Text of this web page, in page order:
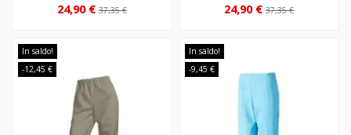
24,90 €37,35 € 24,90 €37,35 €
In saldo!
-12,45 €
In saldo!
-9,45 €